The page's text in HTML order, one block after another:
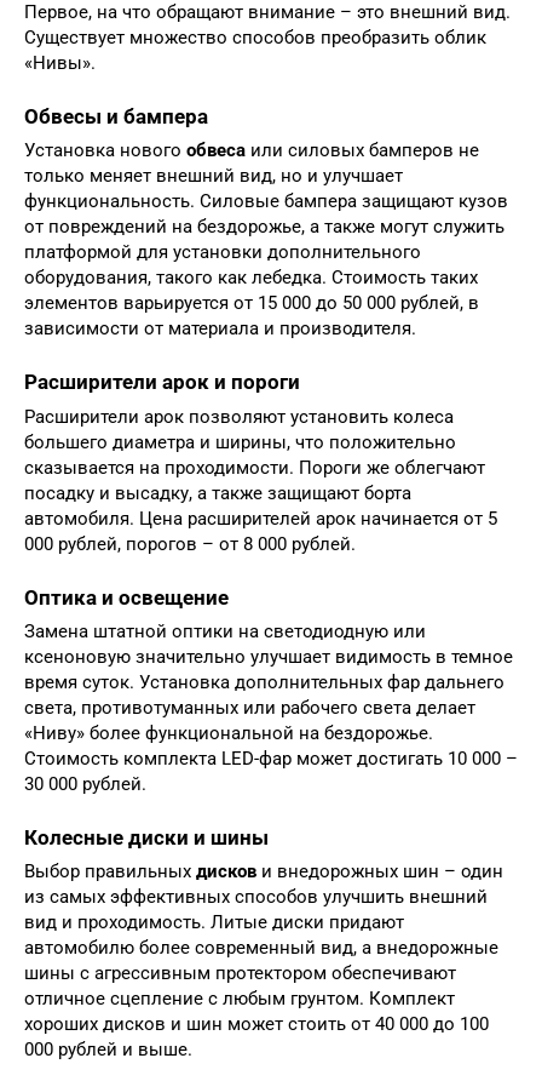
Первое, на что обращают внимание – это внешний вид.
Существует множество способов преобразить облик
«Нивы».
Обвесы и бампера
Установка нового обвеса или силовых бамперов не
только меняет внешний вид, но и улучшает
функциональность. Силовые бампера защищают кузов
от повреждений на бездорожье, а также могут служить
платформой для установки дополнительного
оборудования, такого как лебедка. Стоимость таких
элементов варьируется от 15 000 до 50 000 рублей, в
зависимости от материала и производителя.
Расширители арок и пороги
Расширители арок позволяют установить колеса
большего диаметра и ширины, что положительно
сказывается на проходимости. Пороги же облегчают
посадку и высадку, а также защищают борта
автомобиля. Цена расширителей арок начинается от 5
000 рублей, порогов – от 8 000 рублей.
Оптика и освещение
Замена штатной оптики на светодиодную или
ксеноновую значительно улучшает видимость в темное
время суток. Установка дополнительных фар дальнего
света, противотуманных или рабочего света делает
«Ниву» более функциональной на бездорожье.
Стоимость комплекта LED-фар может достигать 10 000 –
30 000 рублей.
Колесные диски и шины
Выбор правильных дисков и внедорожных шин – один
из самых эффективных способов улучшить внешний
вид и проходимость. Литые диски придают
автомобилю более современный вид, а внедорожные
шины с агрессивным протектором обеспечивают
отличное сцепление с любым грунтом. Комплект
хороших дисков и шин может стоить от 40 000 до 100
000 рублей и выше.